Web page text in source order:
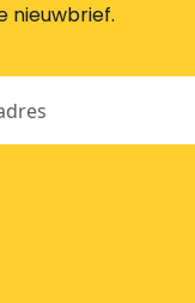
nieuwbrief.